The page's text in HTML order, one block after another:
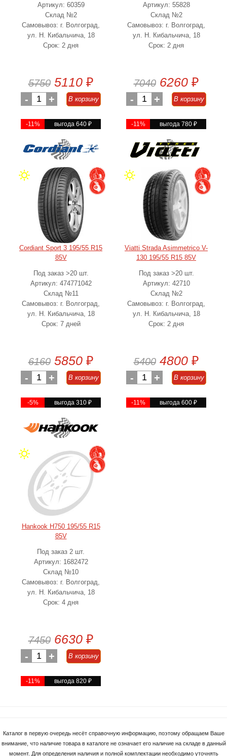
Артикул: 60359
Склад №2
Самовывоз: г. Волгоград,
ул. Н. Кибальчича, 18
Срок: 2 дня
5750 5110 ₽
- 1 + В корзину
-11% выгода 640 ₽
Артикул: 55828
Склад №2
Самовывоз: г. Волгоград,
ул. Н. Кибальчича, 18
Срок: 2 дня
7040 6260 ₽
- 1 + В корзину
-11% выгода 780 ₽
Cordiant Sport 3 195/55 R15
85V
Под заказ >20 шт.
Артикул: 474771042
Склад №11
Самовывоз: г. Волгоград,
ул. Н. Кибальчича, 18
Срок: 7 дней
6160 5850 ₽
- 1 + В корзину
-5% выгода 310 ₽
Viatti Strada Asimmetriсo V-
130 195/55 R15 85V
Под заказ >20 шт.
Артикул: 42710
Склад №2
Самовывоз: г. Волгоград,
ул. Н. Кибальчича, 18
Срок: 2 дня
5400 4800 ₽
- 1 + В корзину
-11% выгода 600 ₽
Hankook H750 195/55 R15
85V
Под заказ 2 шт.
Артикул: 1682472
Склад №10
Самовывоз: г. Волгоград,
ул. Н. Кибальчича, 18
Срок: 4 дня
7450 6630 ₽
- 1 + В корзину
-11% выгода 820 ₽
Каталог в первую очередь несёт справочную информацию, поэтому обращаем Ваше
внимание, что наличие товара в каталоге не означает его наличие на складе в данный
момент. Для определения наличия и полной комплектации необходимо уточнять